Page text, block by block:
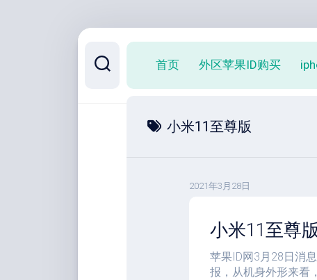
首页 外区苹果ID购买
小米11至尊版
2021年3月28日
小米11至尊
苹果ID网3月28日消
报，从机身外形来